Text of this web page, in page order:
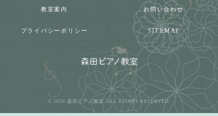
教室案内 お問い合わせ
プライバシーポリシー SITEMAP
© 2026 森田ピアノ教室 ALL RIGHTS RESERVED.